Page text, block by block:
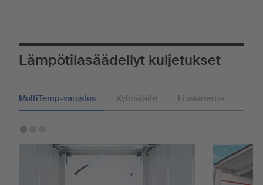
Lämpötilasäädellyt kuljetukset
MultiTemp-varustus Kylmälaite Liuskaverho